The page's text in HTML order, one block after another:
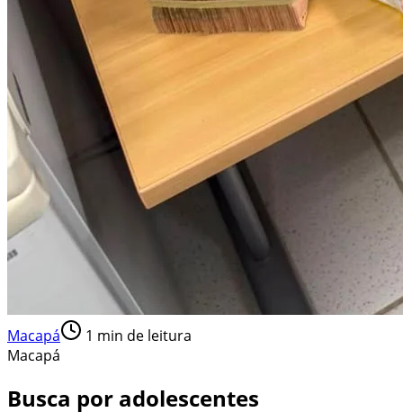
Macapá 1 min de leitura
Macapá
Busca por adolescentes